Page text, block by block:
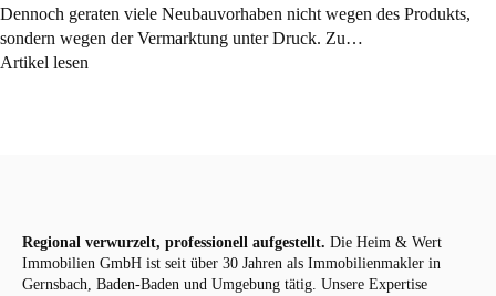
Dennoch geraten viele Neubauvorhaben nicht wegen des Produkts,
sondern wegen der Vermarktung unter Druck. Zu…
Artikel lesen
Regional verwurzelt, professionell aufgestellt. Die Heim & Wert
Immobilien GmbH ist seit über 30 Jahren als Immobilienmakler in
Gernsbach, Baden-Baden und Umgebung tätig. Unsere Expertise